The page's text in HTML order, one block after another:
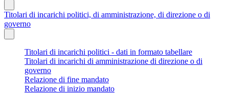
Titolari di incarichi politici, di amministrazione, di direzione o di
governo
Titolari di incarichi politici - dati in formato tabellare
Titolari di incarichi di amministrazione di direzione o di
governo
Relazione di fine mandato
Relazione di inizio mandato